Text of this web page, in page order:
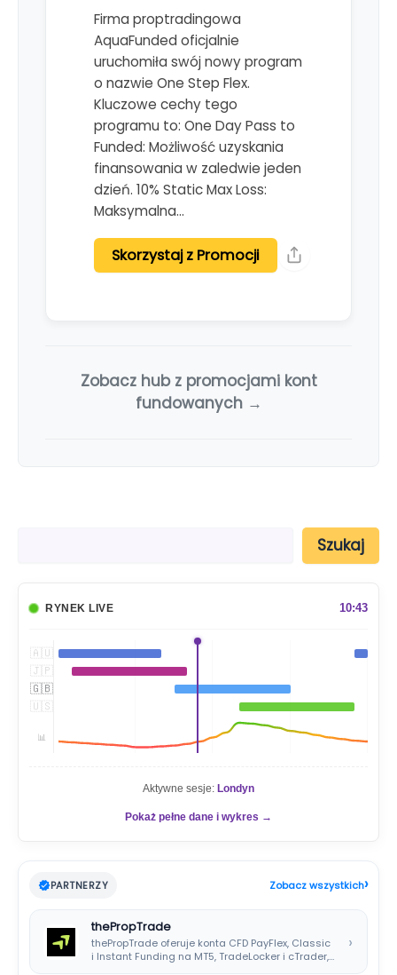
Firma proptradingowa
AquaFunded oficjalnie
uruchomiła swój nowy program
o nazwie One Step Flex.
Kluczowe cechy tego
programu to: One Day Pass to
Funded: Możliwość uzyskania
finansowania w zaledwie jeden
dzień. 10% Static Max Loss:
Maksymalna…
Skorzystaj z Promocji
Zobacz hub z promocjami kont
fundowanych →
Szukaj
RYNEK LIVE 10:43
🇦🇺
🇯🇵
🇬🇧
🇺🇸
📊
Aktywne sesje: Londyn
Pokaż pełne dane i wykres →
PARTNERZY Zobacz wszystkich›
thePropTrade
thePropTrade oferuje konta CFD PayFlex, Classic
i Instant Funding na MT5, TradeLocker i cTrader,…
›